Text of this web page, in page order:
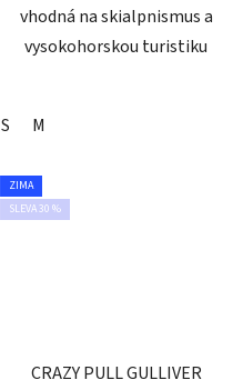
vhodná na skialpnismus a
vysokohorskou turistiku
S M
ZIMA
SLEVA 30 %
CRAZY PULL GULLIVER